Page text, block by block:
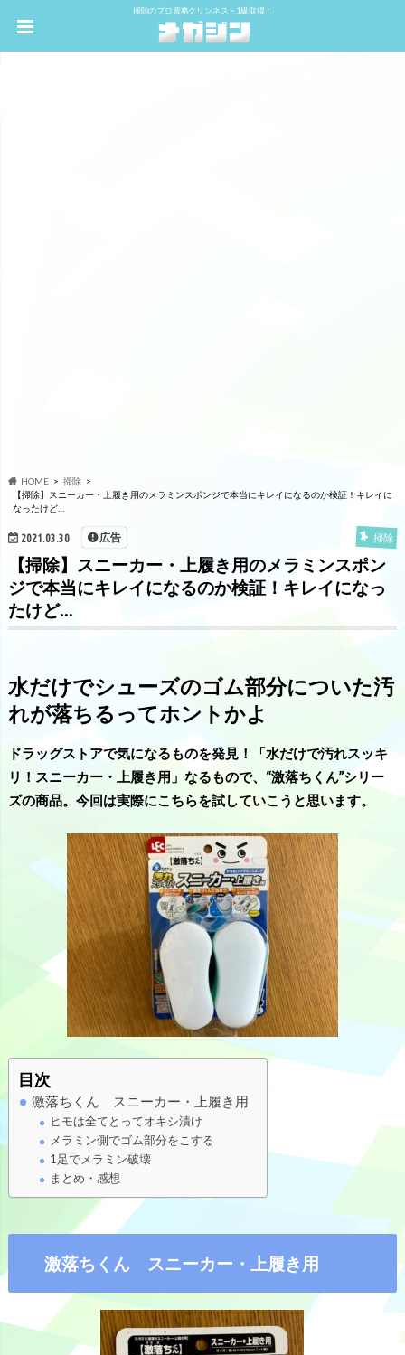
掃除のプロ資格クリンネスト1級取得！
HOME
掃除
【掃除】スニーカー・上履き用のメラミンスポンジで本当にキレイになるのか検証！キレイに
なったけど…
2021.03.30 掃除
広告
【掃除】スニーカー・上履き用のメラミンスポン
ジで本当にキレイになるのか検証！キレイになっ
たけど…
水だけでシューズのゴム部分についた汚
れが落ちるってホントかよ
ドラッグストアで気になるものを発見！「水だけで汚れスッキ
リ！スニーカー・上履き用」なるもので、“激落ちくん”シリー
ズの商品。今回は実際にこちらを試していこうと思います。
目次
激落ちくん スニーカー・上履き用
ヒモは全てとってオキシ漬け
メラミン側でゴム部分をこする
1足でメラミン破壊
まとめ・感想
激落ちくん スニーカー・上履き用